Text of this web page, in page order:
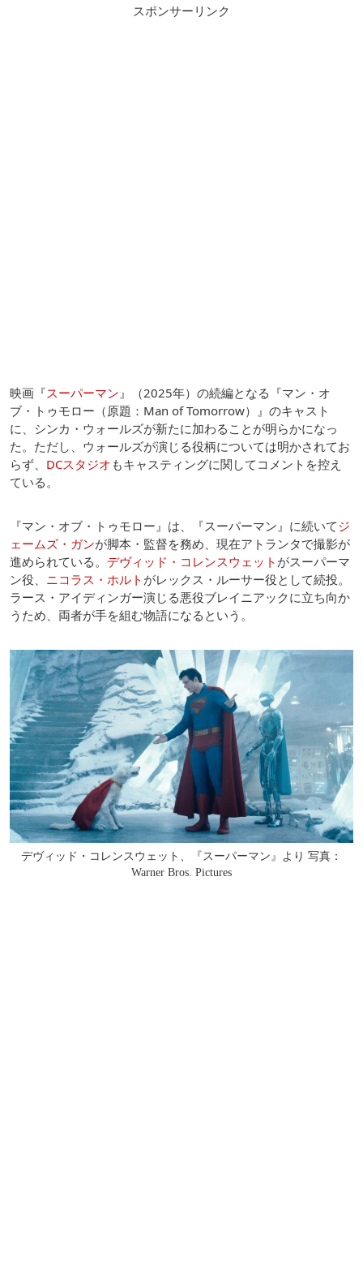
スポンサーリンク
映画『スーパーマン 』（2025年）の続編となる『マン・オ
ブ・トゥモロー（原題：Man of Tomorrow）』のキャスト
に、シンカ・ウォールズが新たに加わることが明らかになっ
た。ただし、ウォールズが演じる役柄については明かされてお
らず、 DCスタジオ もキャスティングに関してコメントを控え
ている。
『マン・オブ・トゥモロー』は、『スーパーマン』に続いてジ
ェームズ・ガンが脚本・監督を務め、現在アトランタで撮影が
進められている。 デヴィッド・コレンスウェット がスーパーマ
ン役、 ニコラス・ホルト がレックス・ルーサー役として続投。
ラース・アイディンガー演じる悪役ブレイニアックに立ち向か
うため、両者が手を組む物語になるという。
デヴィッド・コレンスウェット、『スーパーマン』より 写真：
Warner Bros. Pictures